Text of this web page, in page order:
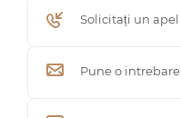
Solicitați un apel
Pune o intrebare